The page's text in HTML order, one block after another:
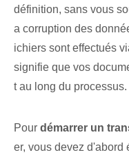
définition, sans vous
a corruption des
ichiers sont effectués
signifie que vos
t au long du processus.
Pour démarrer un
er, vous devez d'abord